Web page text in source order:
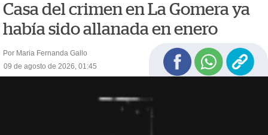
Casa del crimen en La Gomera ya
había sido allanada en enero
Por Maria Fernanda Gallo
09 de agosto de 2026, 01:45